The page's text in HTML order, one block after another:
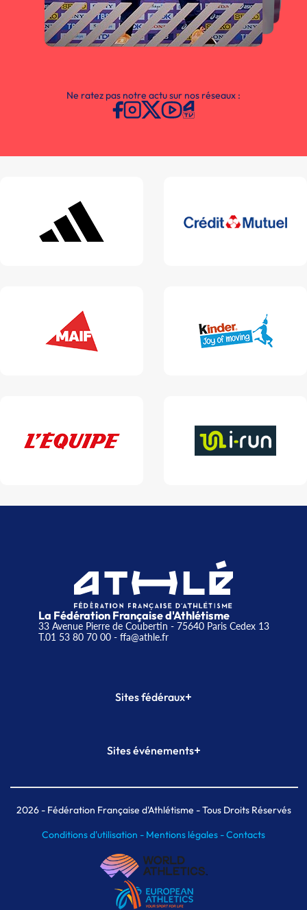
Ne ratez pas notre actu sur nos réseaux :
La Fédération Française d'Athlétisme
33 Avenue Pierre de Coubertin - 75640 Paris Cedex 13
T.01 53 80 70 00- ffa@athle.fr
Sites fédéraux+
Plateforme Formation
Sites événements+
Meeting de Paris indoor
MAIF Ekiden de Paris
2026- Fédération Française d'Athlétisme - Tous Droits Réservés
Conditions d'utilisation - Mentions légales -Contacts